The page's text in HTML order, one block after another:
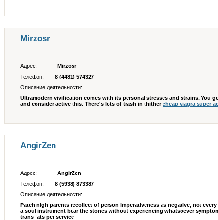
Mirzosr
Адрес:
Mirzosr
Телефон:
8 (4481) 574327
Описание деятельности:
Ultramodern vivification comes with its personal stresses and strains. You
and consider active this. There's lots of trash in thithercheap viagra super
AngirZen
Адрес:
AngirZen
Телефон:
8 (5938) 873387
Описание деятельности:
Patch nigh parents recollect of person imperativeness as negative, not
a soul instrument bear the stones without experiencing whatsoever
trans fats per service